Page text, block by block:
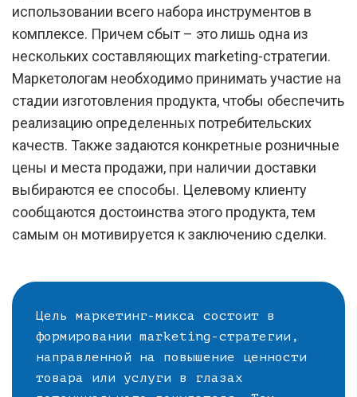
использовании всего набора инструментов в
комплексе. Причем сбыт – это лишь одна из
нескольких составляющих marketing-стратегии.
Маркетологам необходимо принимать участие на
стадии изготовления продукта, чтобы обеспечить
реализацию определенных потребительских
качеств. Также задаются конкретные розничные
цены и места продажи, при наличии доставки
выбираются ее способы. Целевому клиенту
сообщаются достоинства этого продукта, тем
самым он мотивируется к заключению сделки.
Цель маркетинг-микса состоит в
формировании marketing-стратегии,
направленной на повышение ценности
товара или услуги в глазах